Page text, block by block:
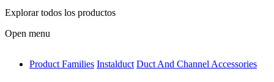
Explorar todos los productos
Open menu
antivib
Product Families Instalduct Duct And Channel Accessories